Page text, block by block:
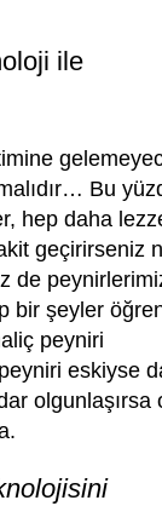
ile
Bu
hep daha
geçirirseniz
de
bir şeyler
peyniri
eskiyse
olgunlaşırsa